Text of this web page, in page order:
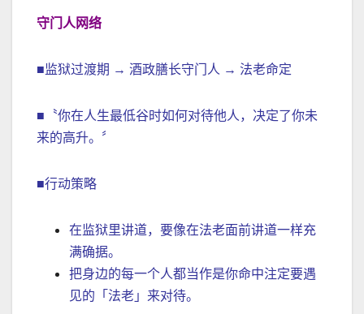
守门人网络
■监狱过渡期 → 酒政膳长守门人 → 法老命定
■〝你在人生最低谷时如何对待他人，决定了你未
来的高升。〞
■行动策略
在监狱里讲道，要像在法老面前讲道一样充
满确据。
把身边的每一个人都当作是你命中注定要遇
见的「法老」来对待。